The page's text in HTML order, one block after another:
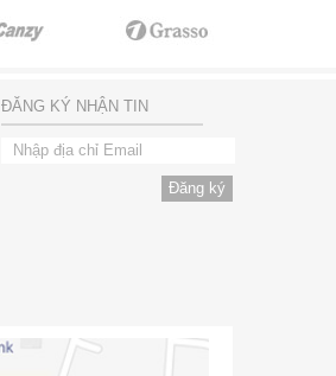
ĐĂNG KÝ NHẬN TIN